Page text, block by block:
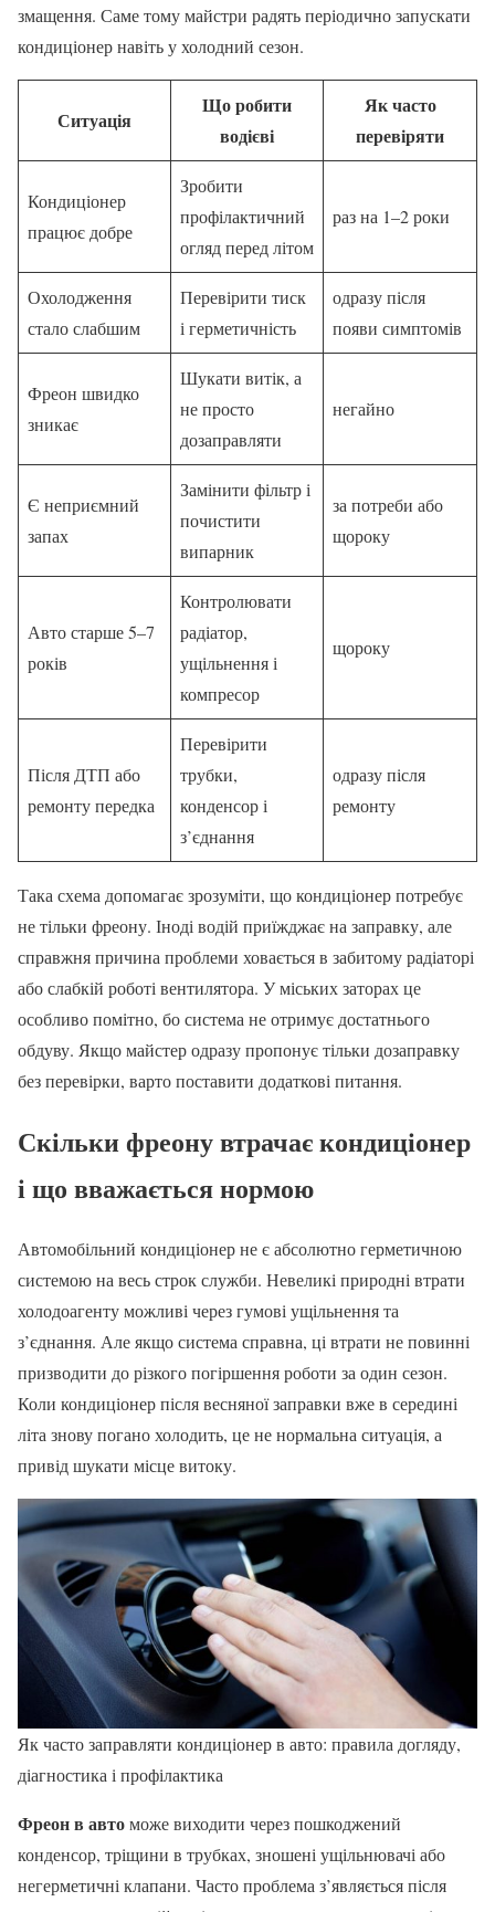
змащення. Саме тому майстри радять періодично запускати
кондиціонер навіть у холодний сезон.
Ситуація
Що робити
водієві
Як часто
перевіряти
Кондиціонер
працює добре
Зробити
профілактичний
огляд перед літом
раз на 1–2 роки
Охолодження
стало слабшим
Перевірити тиск
і герметичність
одразу після
появи симптомів
Фреон швидко
зникає
Шукати витік, а
не просто
дозаправляти
негайно
Є неприємний
запах
Замінити фільтр і
почистити
випарник
за потреби або
щороку
Авто старше 5–7
років
Контролювати
радіатор,
ущільнення і
компресор
щороку
Після ДТП або
ремонту передка
Перевірити
трубки,
конденсор і
з’єднання
одразу після
ремонту
Така схема допомагає зрозуміти, що кондиціонер потребує
не тільки фреону. Іноді водій приїжджає на заправку, але
справжня причина проблеми ховається в забитому радіаторі
або слабкій роботі вентилятора. У міських заторах це
особливо помітно, бо система не отримує достатнього
обдуву. Якщо майстер одразу пропонує тільки дозаправку
без перевірки, варто поставити додаткові питання.
Скільки фреону втрачає кондиціонер
і що вважається нормою
Автомобільний кондиціонер не є абсолютно герметичною
системою на весь строк служби. Невеликі природні втрати
холодоагенту можливі через гумові ущільнення та
з’єднання. Але якщо система справна, ці втрати не повинні
призводити до різкого погіршення роботи за один сезон.
Коли кондиціонер після весняної заправки вже в середині
літа знову погано холодить, це не нормальна ситуація, а
привід шукати місце витоку.
Як часто заправляти кондиціонер в авто: правила догляду,
діагностика і профілактика
Фреон в автоможе виходити через пошкоджений
конденсор, тріщини в трубках, зношені ущільнювачі або
негерметичні клапани. Часто проблема з’являється після